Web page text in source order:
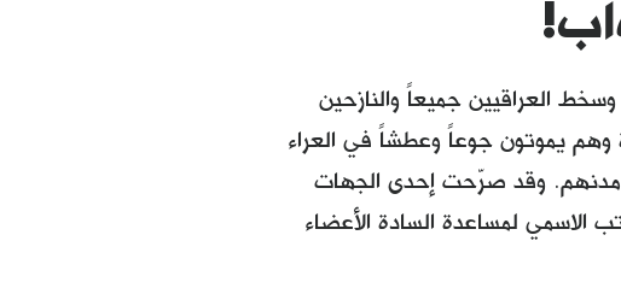
العراقيين جميعاً والنازحين
يموتون جوعاً وعطشاً في العراء
مدنهم. وقد صرّحت إحدى الجهات
الاسمي لمساعدة السادة الأعضاء